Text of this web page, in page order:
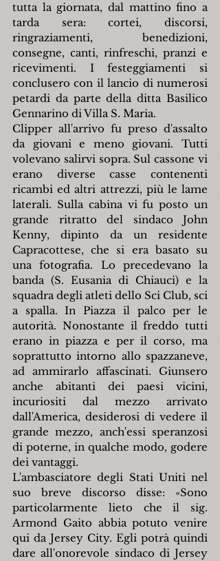
tutta la giornata, dal mattino fino a
tarda sera: cortei, discorsi,
ringraziamenti, benedizioni,
consegne, canti, rinfreschi, pranzi e
ricevimenti. I festeggiamenti si
conclusero con il lancio di numerosi
petardi da parte della ditta Basilico
Gennarino di Villa S. Maria.
Clipper all'arrivo fu preso d'assalto
da giovani e meno giovani. Tutti
volevano salirvi sopra. Sul cassone vi
erano diverse casse contenenti
ricambi ed altri attrezzi, più le lame
laterali. Sulla cabina vi fu posto un
grande ritratto del sindaco John
Kenny, dipinto da un residente
Capracottese, che si era basato su
una fotografia. Lo precedevano la
banda (S. Eusania di Chiauci) e la
squadra degli atleti dello Sci Club, sci
a spalla. In Piazza il palco per le
autorità. Nonostante il freddo tutti
erano in piazza e per il corso, ma
soprattutto intorno allo spazzaneve,
ad ammirarlo affascinati. Giunsero
anche abitanti dei paesi vicini,
incuriositi dal mezzo arrivato
dall'America, desiderosi di vedere il
grande mezzo, anch'essi speranzosi
di poterne, in qualche modo, godere
dei vantaggi.
L'ambasciatore degli Stati Uniti nel
suo breve discorso disse: «Sono
particolarmente lieto che il sig.
Armond Gaito abbia potuto venire
qui da Jersey City. Egli potrà quindi
dare all'onorevole sindaco di Jersey